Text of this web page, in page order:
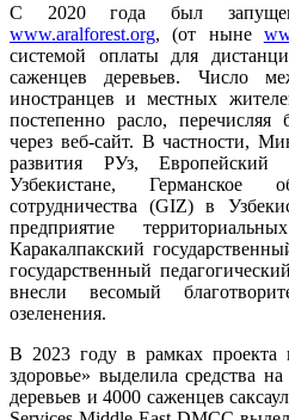
С 2020 года был запущен
www.aralforest.org, (от ныне
системой оплаты для
саженцев деревьев. Число
иностранцев и местных
постепенно расло, перечисляя
через веб-сайт. В частности,
развития РУз,
Узбекистане, Германское
сотрудничества (GIZ) в
предприятие
Каракалпакский
государственный
внесли весомый
озеленения.
В 2023 году в рамках
здоровье» выделила средства
деревьев и 4000 саженцев